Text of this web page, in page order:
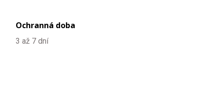
Ochranná doba
3 až 7 dní